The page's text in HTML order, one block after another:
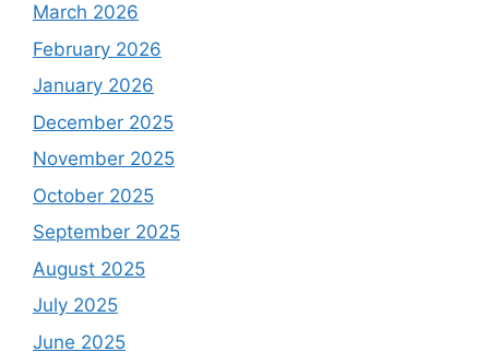
March 2026
February 2026
January 2026
December 2025
November 2025
October 2025
September 2025
August 2025
July 2025
June 2025